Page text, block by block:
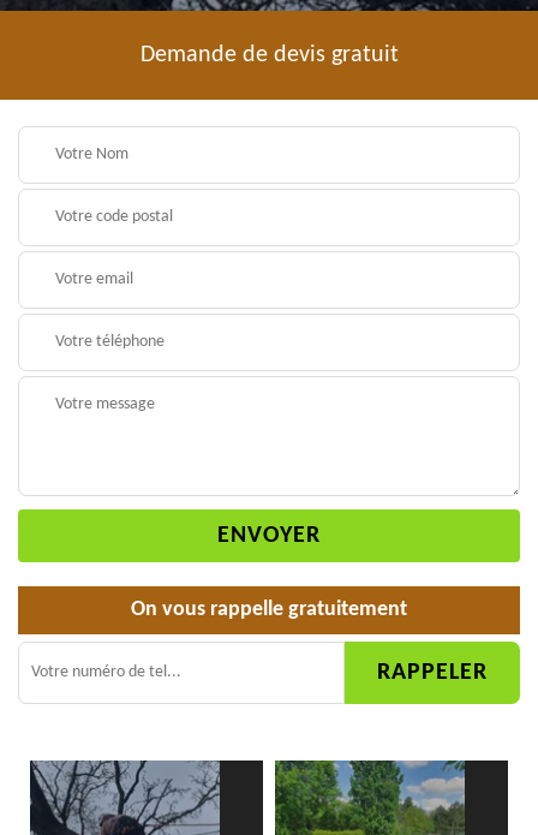
Demande de devis gratuit
On vous rappelle gratuitement